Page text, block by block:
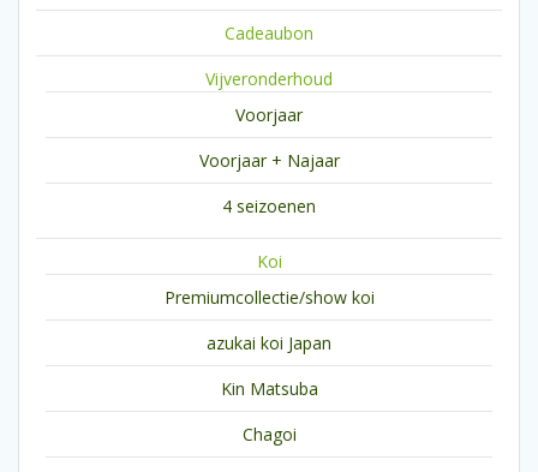
Cadeaubon
Vijveronderhoud
Voorjaar
Voorjaar + Najaar
4 seizoenen
Koi
Premiumcollectie/show koi
azukai koi Japan
Kin Matsuba
Chagoi